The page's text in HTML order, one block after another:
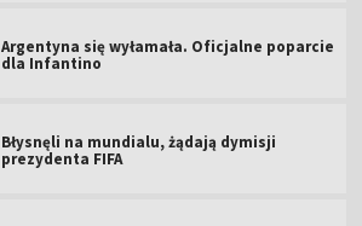
Argentyna się wyłamała. Oficjalne poparcie
dla Infantino
Błysnęli na mundialu, żądają dymisji
prezydenta FIFA